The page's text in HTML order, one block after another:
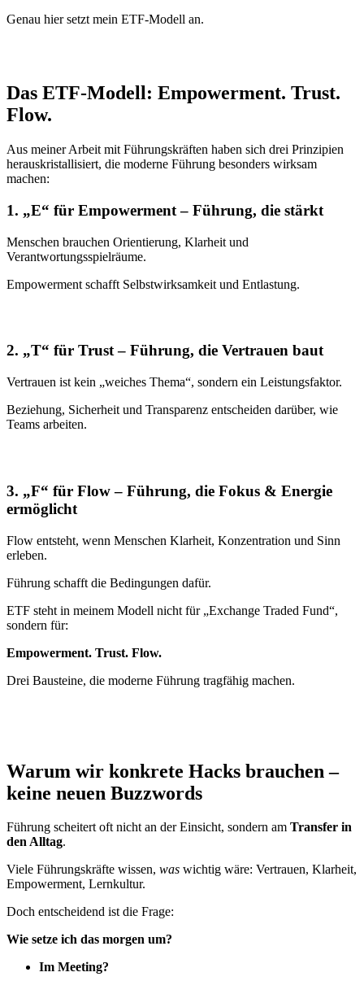
Genau hier setzt mein ETF-Modell an.
Das ETF-Modell: Empowerment. Trust.
Flow.
Aus meiner Arbeit mit Führungskräften haben sich drei Prinzipien
herauskristallisiert, die moderne Führung besonders wirksam
machen:
1. „E“ für Empowerment – Führung, die stärkt
Menschen brauchen Orientierung, Klarheit und
Verantwortungsspielräume.
Empowerment schafft Selbstwirksamkeit und Entlastung.
2. „T“ für Trust – Führung, die Vertrauen baut
Vertrauen ist kein „weiches Thema“, sondern ein Leistungsfaktor.
Beziehung, Sicherheit und Transparenz entscheiden darüber, wie
Teams arbeiten.
3. „F“ für Flow – Führung, die Fokus & Energie
ermöglicht
Flow entsteht, wenn Menschen Klarheit, Konzentration und Sinn
erleben.
Führung schafft die Bedingungen dafür.
ETF steht in meinem Modell nicht für „Exchange Traded Fund“,
sondern für:
Empowerment. Trust. Flow.
Drei Bausteine, die moderne Führung tragfähig machen.
Warum wir konkrete Hacks brauchen –
keine neuen Buzzwords
Führung scheitert oft nicht an der Einsicht, sondern am Transfer in
den Alltag.
Viele Führungskräfte wissen, was wichtig wäre: Vertrauen, Klarheit,
Empowerment, Lernkultur.
Doch entscheidend ist die Frage:
Wie setze ich das morgen um?
Im Meeting?